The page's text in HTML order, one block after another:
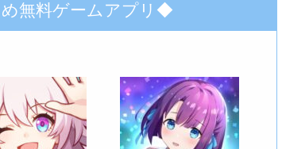
無料ゲームアプリ◆